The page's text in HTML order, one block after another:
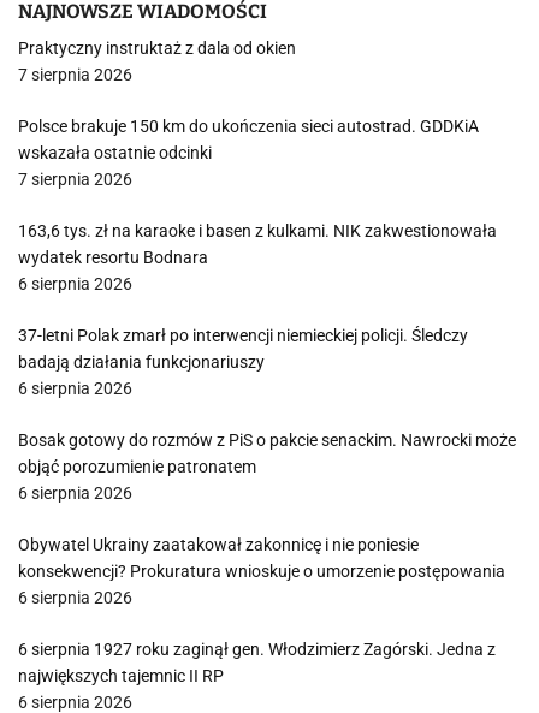
NAJNOWSZE WIADOMOŚCI
Praktyczny instruktaż z dala od okien
7 sierpnia 2026
Polsce brakuje 150 km do ukończenia sieci autostrad. GDDKiA
wskazała ostatnie odcinki
7 sierpnia 2026
163,6 tys. zł na karaoke i basen z kulkami. NIK zakwestionowała
wydatek resortu Bodnara
6 sierpnia 2026
37-letni Polak zmarł po interwencji niemieckiej policji. Śledczy
badają działania funkcjonariuszy
6 sierpnia 2026
Bosak gotowy do rozmów z PiS o pakcie senackim. Nawrocki może
objąć porozumienie patronatem
6 sierpnia 2026
Obywatel Ukrainy zaatakował zakonnicę i nie poniesie
konsekwencji? Prokuratura wnioskuje o umorzenie postępowania
6 sierpnia 2026
6 sierpnia 1927 roku zaginął gen. Włodzimierz Zagórski. Jedna z
największych tajemnic II RP
6 sierpnia 2026